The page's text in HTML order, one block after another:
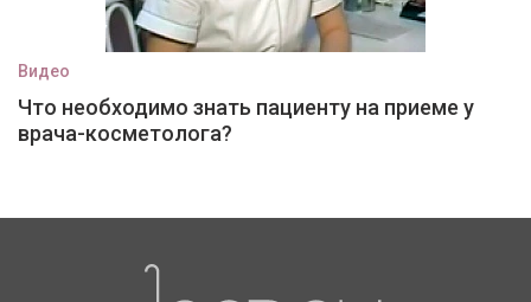
Видео
Что необходимо знать пациенту на приеме у
врача-косметолога?